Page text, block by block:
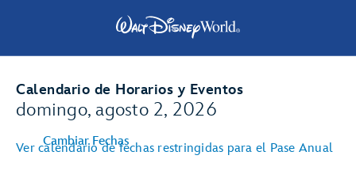
Calendario de Horarios y Eventos
domingo, agosto 2, 2026
Cambiar Fechas
Ver calendario de fechas restringidas para el Pase Anual